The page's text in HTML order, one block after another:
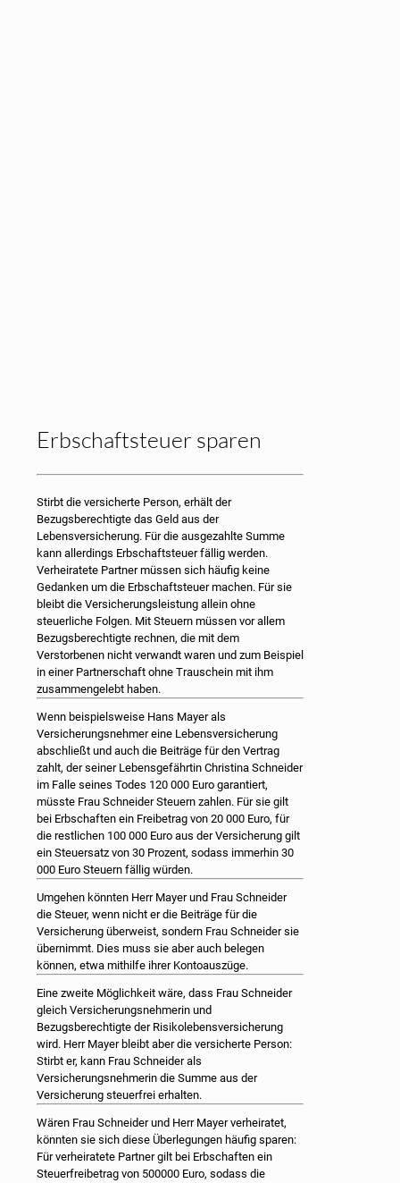
Erbschaftsteuer sparen
Stirbt die versicherte Person, erhält der
Bezugsberechtigte das Geld aus der
Lebensversicherung. Für die ausgezahlte Summe
kann allerdings Erbschaftsteuer fällig werden.
Verheiratete Partner müssen sich häufig keine
Gedanken um die Erbschaftsteuer machen. Für sie
bleibt die Versicherungsleistung allein ohne
steuerliche Folgen. Mit Steuern müssen vor allem
Bezugsberechtigte rechnen, die mit dem
Verstorbenen nicht verwandt waren und zum Beispiel
in einer Partnerschaft ohne Trauschein mit ihm
zusammengelebt haben.
Wenn beispielsweise Hans Mayer als
Versicherungsnehmer eine Lebensversicherung
abschließt und auch die Beiträge für den Vertrag
zahlt, der seiner Lebensgefährtin Christina Schneider
im Falle seines Todes 120 000 Euro garantiert,
müsste Frau Schneider Steuern zahlen. Für sie gilt
bei Erbschaften ein Freibetrag von 20 000 Euro, für
die restlichen 100 000 Euro aus der Versicherung gilt
ein Steuersatz von 30 Prozent, sodass immerhin 30
000 Euro Steuern fällig würden.
Umgehen könnten Herr Mayer und Frau Schneider
die Steuer, wenn nicht er die Beiträge für die
Versicherung überweist, sondern Frau Schneider sie
übernimmt. Dies muss sie aber auch belegen
können, etwa mithilfe ihrer Kontoauszüge.
Eine zweite Möglichkeit wäre, dass Frau Schneider
gleich Versicherungsnehmerin und
Bezugsberechtigte der Risikolebensversicherung
wird. Herr Mayer bleibt aber die versicherte Person:
Stirbt er, kann Frau Schneider als
Versicherungsnehmerin die Summe aus der
Versicherung steuerfrei erhalten.
Wären Frau Schneider und Herr Mayer verheiratet,
könnten sie sich diese Überlegungen häufig sparen:
Für verheiratete Partner gilt bei Erbschaften ein
Steuerfreibetrag von 500000 Euro, sodass die